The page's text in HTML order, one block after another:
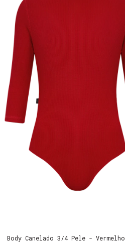
Body Canelado 3/4 Pele - Vermelho